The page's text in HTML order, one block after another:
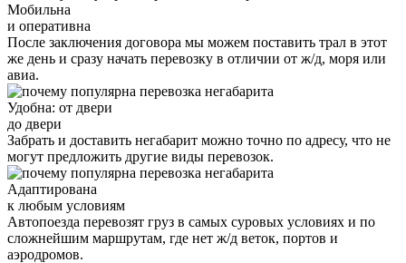
Мобильна
и оперативна
После заключения договора мы можем поставить трал в этот
же день и сразу начать перевозку в отличии от ж/д, моря или
авиа.
Удобна: от двери
до двери
Забрать и доставить негабарит можно точно по адресу, что не
могут предложить другие виды перевозок.
Адаптирована
к любым условиям
Автопоезда перевозят груз в самых суровых условиях и по
сложнейшим маршрутам, где нет ж/д веток, портов и
аэродромов.